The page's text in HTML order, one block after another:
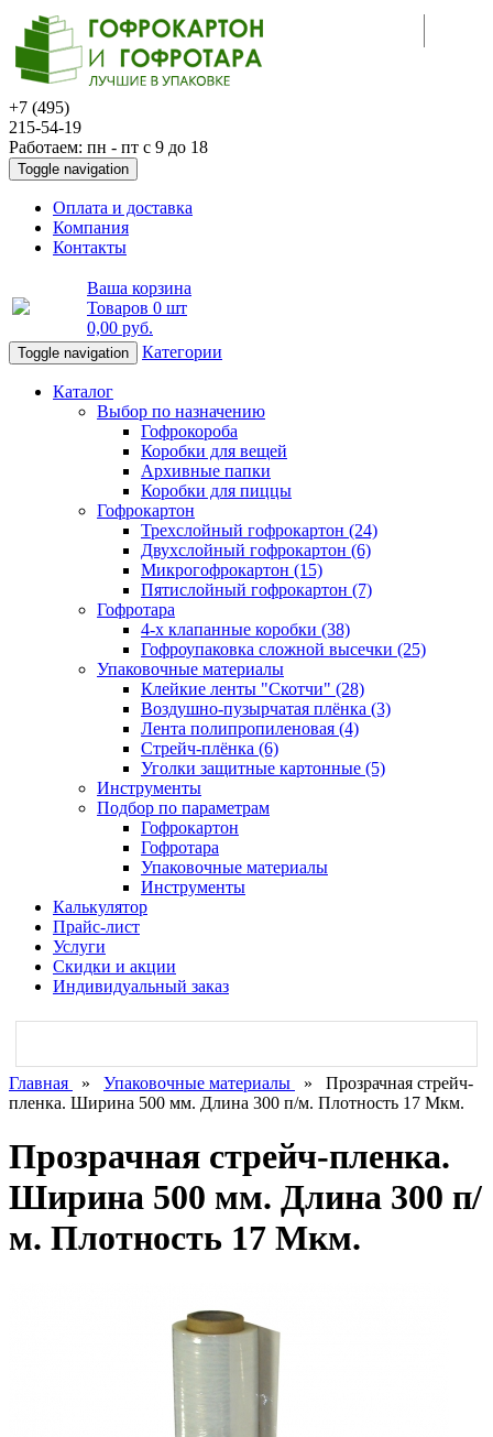
+7 (495)
215-54-19
Работаем: пн - пт с 9 до 18
Toggle navigation
Оплата и доставка
Компания
Контакты
Ваша корзина
Товаров 0 шт
0,00 руб.
Toggle navigation Категории
Каталог
Выбор по назначению
Гофрокороба
Коробки для вещей
Архивные папки
Коробки для пиццы
Гофрокартон
Трехслойный гофрокартон (24)
Двухслойный гофрокартон (6)
Микрогофрокартон (15)
Пятислойный гофрокартон (7)
Гофротара
4-х клапанные коробки (38)
Гофроупаковка сложной высечки (25)
Упаковочные материалы
Клейкие ленты "Скотчи" (28)
Воздушно-пузырчатая плёнка (3)
Лента полипропиленовая (4)
Стрейч-плёнка (6)
Уголки защитные картонные (5)
Инструменты
Подбор по параметрам
Гофрокартон
Гофротара
Упаковочные материалы
Инструменты
Калькулятор
Прайс-лист
Услуги
Скидки и акции
Индивидуальный заказ
Главная » Упаковочные материалы » Прозрачная стрейч-
пленка. Ширина 500 мм. Длина 300 п/м. Плотность 17 Мкм.
Прозрачная стрейч-пленка.
Ширина 500 мм. Длина 300 п/
м. Плотность 17 Мкм.